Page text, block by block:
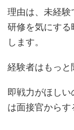
理由は、未経験
研修を気にする
します。
経験者はもっと
即戦力がほし
は面接官からす